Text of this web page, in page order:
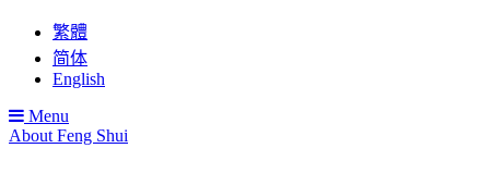
繁體
简体
English
Menu
About Feng Shui